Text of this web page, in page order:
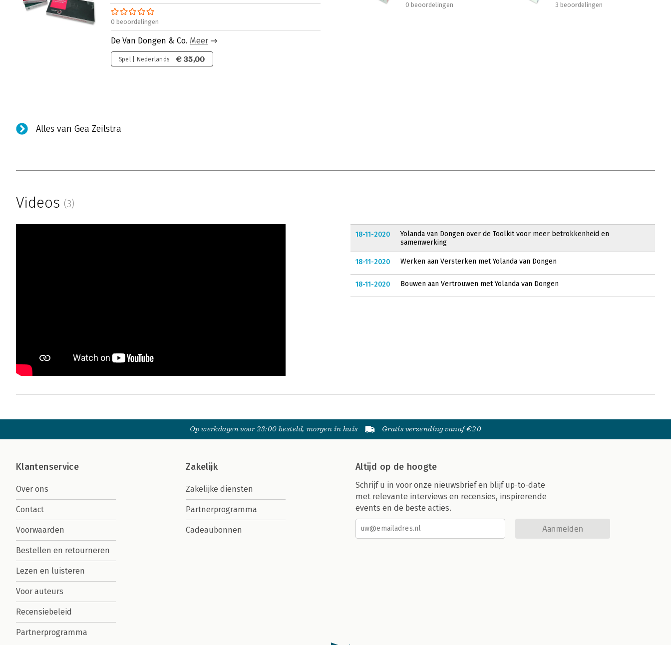
0 beoordelingen
De Van Dongen & Co. Meer
Spel | Nederlands € 35,00
0 beoordelingen 3 beoordelingen
Alles van Gea Zeilstra
Videos (3)
18-11-2020
Yolanda van Dongen over de Toolkit voor meer betrokkenheid en
samenwerking
18-11-2020 Werken aan Versterken met Yolanda van Dongen
18-11-2020 Bouwen aan Vertrouwen met Yolanda van Dongen
Op werkdagen voor 23:00 besteld, morgen in huis Gratis verzending vanaf €20
Klantenservice
Over ons
Contact
Voorwaarden
Bestellen en retourneren
Lezen en luisteren
Voor auteurs
Recensiebeleid
Partnerprogramma
Zakelijk
Zakelijke diensten
Partnerprogramma
Cadeaubonnen
Altijd op de hoogte
Schrijf u in voor onze nieuwsbrief en blijf up-to-date
met relevante interviews en recensies, inspirerende
events en de beste acties.
Aanmelden